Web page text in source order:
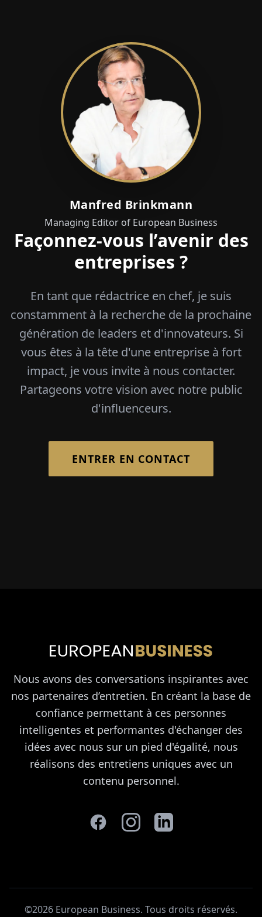
Manfred Brinkmann
Managing Editor of European Business
Façonnez-vous l’avenir des
entreprises ?
En tant que rédactrice en chef, je suis
constamment à la recherche de la prochaine
génération de leaders et d'innovateurs. Si
vous êtes à la tête d'une entreprise à fort
impact, je vous invite à nous contacter.
Partageons votre vision avec notre public
d'influenceurs.
ENTRER EN CONTACT
Nous avons des conversations inspirantes avec
nos partenaires d’entretien. En créant la base de
confiance permettant à ces personnes
intelligentes et performantes d'échanger des
idées avec nous sur un pied d'égalité, nous
réalisons des entretiens uniques avec un
contenu personnel.
©2026 European Business. Tous droits réservés.